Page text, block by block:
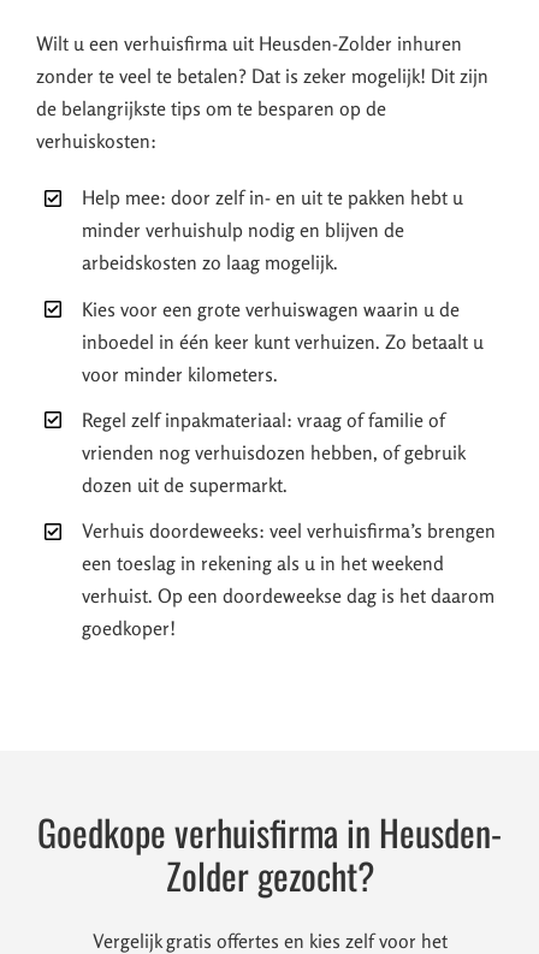
Wilt u een verhuisfirma uit Heusden-Zolder inhuren
zonder te veel te betalen? Dat is zeker mogelijk! Dit zijn
de belangrijkste tips om te besparen op de
verhuiskosten:
Help mee: door zelf in- en uit te pakken hebt u
minder verhuishulp nodig en blijven de
arbeidskosten zo laag mogelijk.
Kies voor een grote verhuiswagen waarin u de
inboedel in één keer kunt verhuizen. Zo betaalt u
voor minder kilometers.
Regel zelf inpakmateriaal: vraag of familie of
vrienden nog verhuisdozen hebben, of gebruik
dozen uit de supermarkt.
Verhuis doordeweeks: veel verhuisfirma’s brengen
een toeslag in rekening als u in het weekend
verhuist. Op een doordeweekse dag is het daarom
goedkoper!
Goedkope verhuisfirma in Heusden-
Zolder gezocht?
Vergelijk gratis offertes en kies zelf voor het